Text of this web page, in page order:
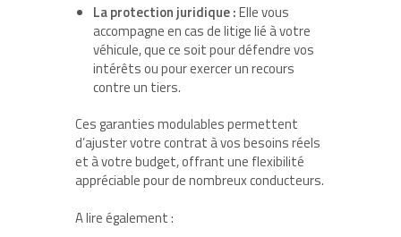
La protection juridique :Elle vous
accompagne en cas de litige lié à votre
véhicule, que ce soit pour défendre vos
intérêts ou pour exercer un recours
contre un tiers.
Ces garanties modulables permettent
d’ajuster votre contrat à vos besoins réels
et à votre budget, offrant une flexibilité
appréciable pour de nombreux conducteurs.
A lire également :